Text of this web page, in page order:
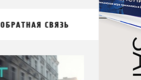
ОБРАТНАЯ СВЯЗЬ